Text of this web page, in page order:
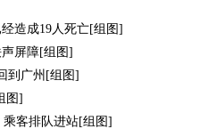
造成19人死亡[组图]
屏障[组图]
到广州[组图]
图]
乘客排队进站[组图]